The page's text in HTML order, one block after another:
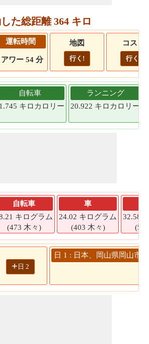
た総距離 364 キロ
運転時間
ワー 54 分
地図
行く!
コスト
行く!
自転車
キロカロリー
ランニング
20.922 キロカロリー
自転車
キログラム
(473 木々)
車
24.02 キログラム
(403 木々)
32.58
+ 日 2
日 1 : 日本、岡山県岡山市